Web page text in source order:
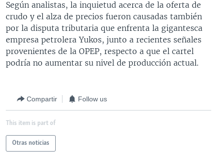
EL MUNDO AL DÍA [RADIO]
FORO [RADIO]
DEPORTIVO INTERNACIONAL
NOTA ECONÓMICA
SÍGANOS
Idiomas
Según analistas, la inquietud acerca de la oferta de
crudo y el alza de precios fueron causadas también
por la disputa tributaria que enfrenta la gigantesca
empresa petrolera Yukos, junto a recientes señales
provenientes de la OPEP, respecto a que el cartel
podría no aumentar su nivel de producción actual.
Compartir Follow us
This item is part of
Otras noticias